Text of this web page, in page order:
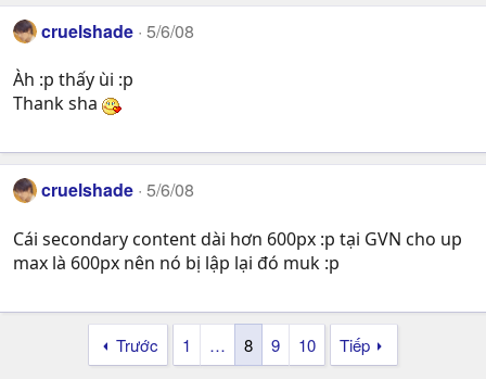
cruelshade 5/6/08
Àh :p thấy ùi :p
Thank sha
cruelshade 5/6/08
Cái secondary content dài hơn 600px :p tại GVN cho up
max là 600px nên nó bị lập lại đó muk :p
Trước 1 … 8 9 10 Tiếp